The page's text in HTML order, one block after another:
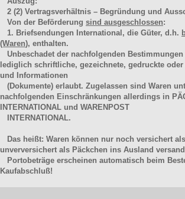
2 (2) Vertragsverhältnis – Begründung und
Von der Beförderung sind ausgeschlossen:
1. Briefsendungen International, die Güter, d.h.
(Waren), enthalten.
Unbeschadet der nachfolgenden
lediglich schriftliche, gezeichnete, gedruckte
und Informationen
(Dokumente) erlaubt. Zugelassen sind Waren
nachfolgenden Einschränkungen allerdings in
INTERNATIONAL und WARENPOST
INTERNATIONAL.
Das heißt: Waren können nur noch versichert
unverversichert als Päckchen ins Ausland
Portobeträge erscheinen automatisch beim
Kaufabschluß!